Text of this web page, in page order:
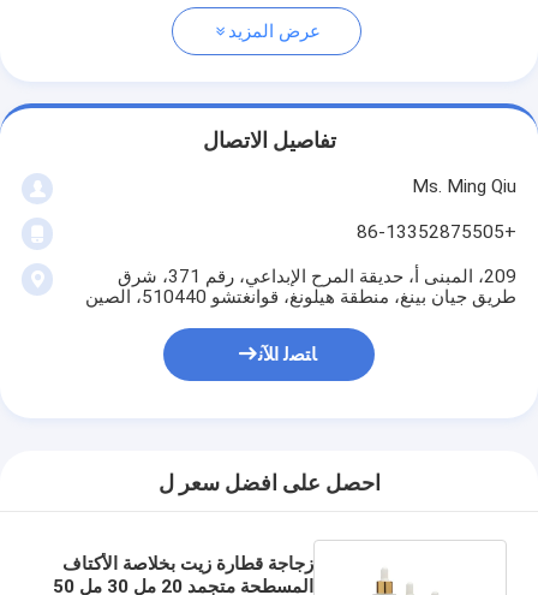
عرض المزيد
تفاصيل الاتصال
Ms. Ming Qiu
+86-13352875505
209، المبنى أ، حديقة المرح الإبداعي، رقم 371، شرق
طريق جيان بينغ، منطقة هيلونغ، قوانغتشو 510440، الصين
ﺎﺘﺼﻟ ﺍﻶﻧ
احصل على افضل سعر ل
زجاجة قطارة زيت بخلاصة الأكتاف
المسطحة متجمد 20 مل 30 مل 50